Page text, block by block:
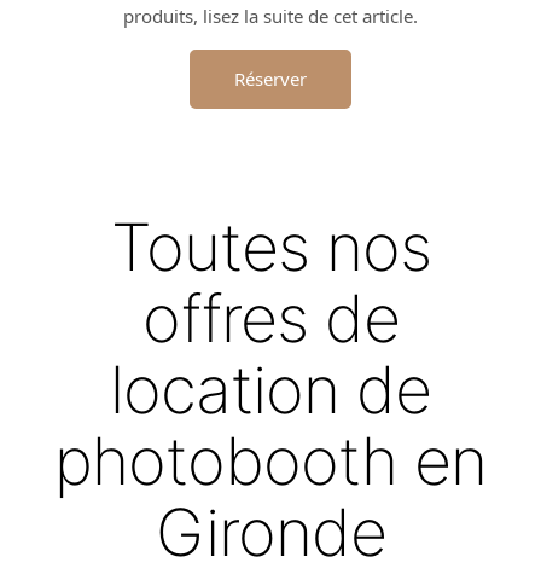
produits, lisez la suite de cet article.
Réserver
Toutes nos
offres de
location de
photobooth en
Gironde